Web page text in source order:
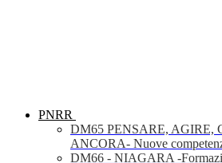
PNRR
DM65 PENSARE, AGIRE,
ANCORA- Nuove
DM66 - NIAGARA -